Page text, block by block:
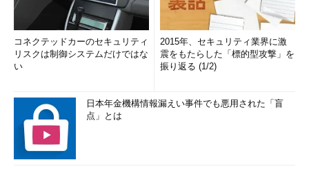
コネクテッドカーのセキュリティ
リスクは制御システムだけではな
い
2015年、セキュリティ業界に激
震をもたらした「標的型攻撃」を
振り返る (1/2)
日本年金機構情報漏えい事件でも悪用された「盲
点」とは